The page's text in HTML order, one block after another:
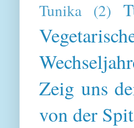
Tunika (2)
Zeig uns
von der